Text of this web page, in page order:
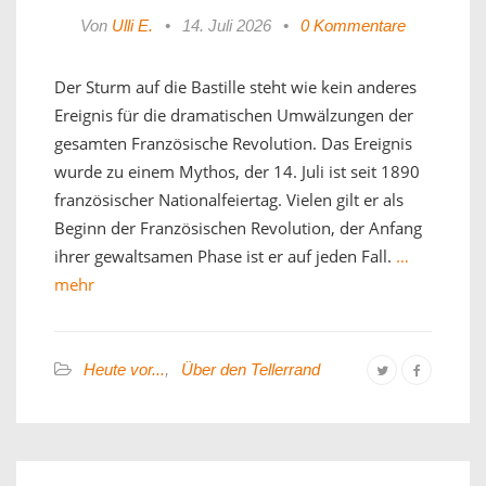
Von Ulli E. • 14. Juli 2026 • 0 Kommentare
Der Sturm auf die Bastille steht wie kein anderes
Ereignis für die dramatischen Umwälzungen der
gesamten Französische Revolution. Das Ereignis
wurde zu einem Mythos, der 14. Juli ist seit 1890
französischer Nationalfeiertag. Vielen gilt er als
Beginn der Französischen Revolution, der Anfang
ihrer gewaltsamen Phase ist er auf jeden Fall. …
mehr
Heute vor..., Über den Tellerrand